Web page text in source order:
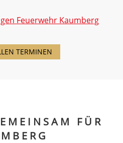
Feuerwehr Kaumberg
TERMINEN
FÜR